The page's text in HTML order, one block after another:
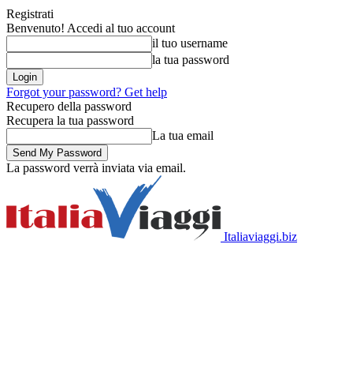
Registrati
Benvenuto! Accedi al tuo account
il tuo username
la tua password
Forgot your password? Get help
Recupero della password
Recupera la tua password
La tua email
La password verrà inviata via email.
Italiaviaggi.biz